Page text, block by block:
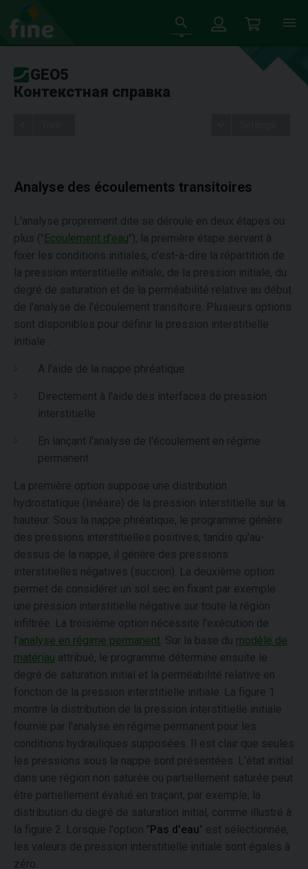
GEO5
Контекстная справка
Analyse des écoulements transitoires
L’analyse proprement dite se déroule en deux étapes ou
plus ("Ecoulement d’eau"), la première étape servant à
fixer les conditions initiales, c’est-à-dire la répartition de
la pression interstitielle initiale, de la pression initiale, du
degré de saturation et de la perméabilité relative au début
de l'analyse de l'écoulement transitoire. Plusieurs options
sont disponibles pour définir la pression interstitielle
initiale :
A l'aide de la nappe phréatique
Directement à l'aide des interfaces de pression
interstitielle
En lançant l'analyse de l'écoulement en régime
permanent
La première option suppose une distribution
hydrostatique (linéaire) de la pression interstitielle sur la
hauteur. Sous la nappe phréatique, le programme génère
des pressions interstitielles positives, tandis qu'au-
dessus de la nappe, il génère des pressions
interstitielles négatives (succion). La deuxième option
permet de considérer un sol sec en fixant par exemple
une pression interstitielle négative sur toute la région
infiltrée. La troisième option nécessite l'exécution de
l'analyse en régime permanent . Sur la base du modèle de
matériau attribué, le programme détermine ensuite le
degré de saturation initial et la perméabilité relative en
fonction de la pression interstitielle initiale. La figure 1
montre la distribution de la pression interstitielle initiale
fournie par l'analyse en régime permanent pour les
conditions hydrauliques supposées. Il est clair que seules
les pressions sous la nappe sont présentées. L'état initial
dans une région non saturée ou partiellement saturée peut
être partiellement évalué en traçant, par exemple, la
distribution du degré de saturation initial, comme illustré à
la figure 2. Lorsque l'option "Pas d'eau" est sélectionnée,
les valeurs de pression interstitielle initiale sont égales à
zéro.